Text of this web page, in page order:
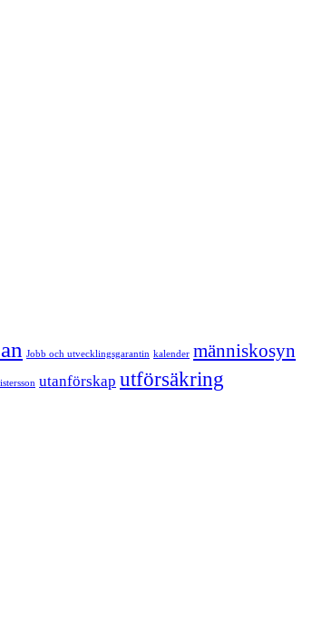
Jobb och utvecklingsgarantin kalender människosyn
utanförskap utförsäkring